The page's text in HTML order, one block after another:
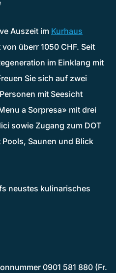
Auszeit im Kurhaus
überr 1050 CHF. Seit
im Einklang mit
Sie sich auf zwei
mit Seesicht
a Sorpresa» mit drei
sowie Zugang zum DOT
Pools, Saunen und Blick
neustes kulinarisches
0901 581 880 (Fr.